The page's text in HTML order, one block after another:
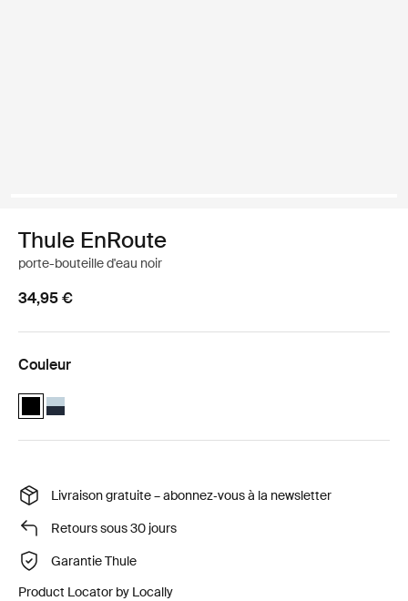
Thule EnRoute
porte-bouteille d'eau noir
34,95 €
Couleur
Thule EnRoute water bottle holder Noir (selected)
Thule EnRoute water bottle holder Bleu doux/bleu foncé
Livraison gratuite – abonnez‑vous à la newsletter
Retours sous 30 jours
Garantie Thule
Product Locator by Locally